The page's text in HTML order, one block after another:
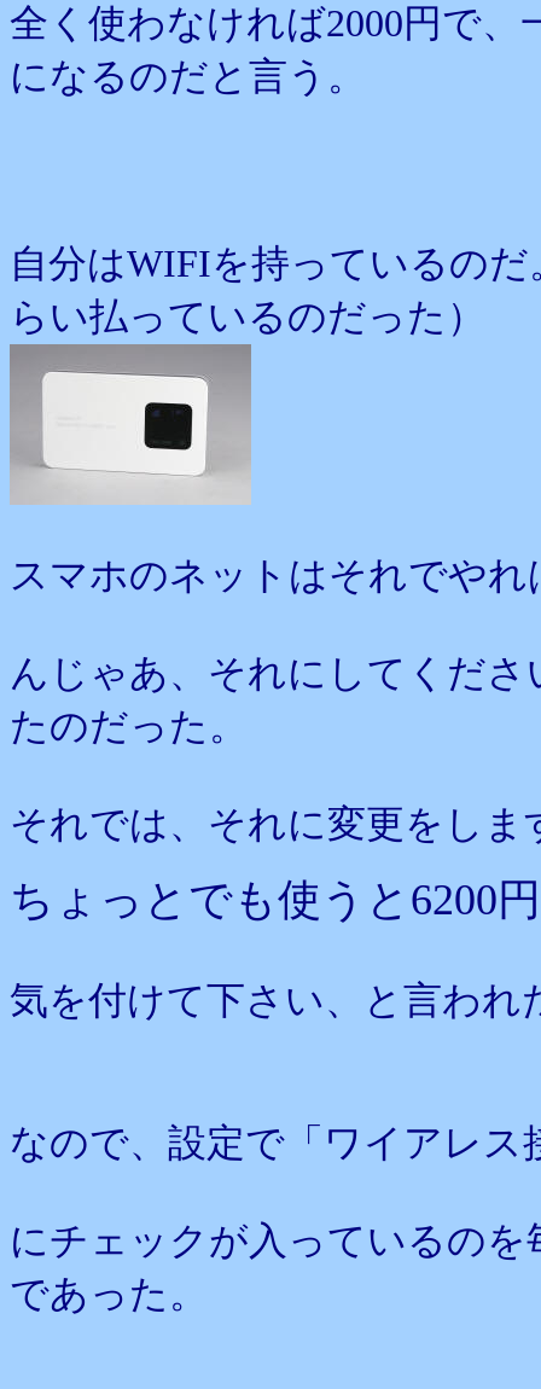
全く使わなければ2000円で
になるのだと言う。
自分はWIFIを持っているの
らい払っているのだった）
スマホのネットはそれでや
んじゃあ、それにしてくだ
たのだった。
それでは、それに変更をし
ちょっとでも使うと6200
気を付けて下さい、と言われ
なので、設定で「ワイアレ
にチェックが入っているの
であった。